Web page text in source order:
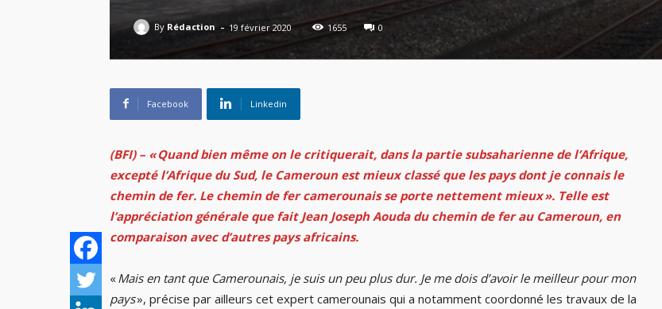
By Rédaction - 19 février 2020 1655 0
Facebook Linkedin
(BFI) – « Quand bien même on le critiquerait, dans la partie subsaharienne de l’Afrique,
excepté l’Afrique du Sud, le Cameroun est mieux classé que les pays dont je connais le
chemin de fer. Le chemin de fer camerounais se porte nettement mieux ». Telle est
l’appréciation générale que fait Jean Joseph Aouda du chemin de fer au Cameroun, en
comparaison avec d’autres pays africains.
«Mais en tant que Camerounais, je suis un peu plus dur. Je me dois d’avoir le meilleur pour mon
pays», précise par ailleurs cet expert camerounais qui a notamment coordonné les travaux de la